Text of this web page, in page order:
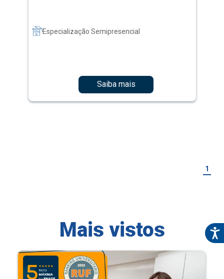
Especialização Semipresencial
Saiba mais
1
Mais vistos